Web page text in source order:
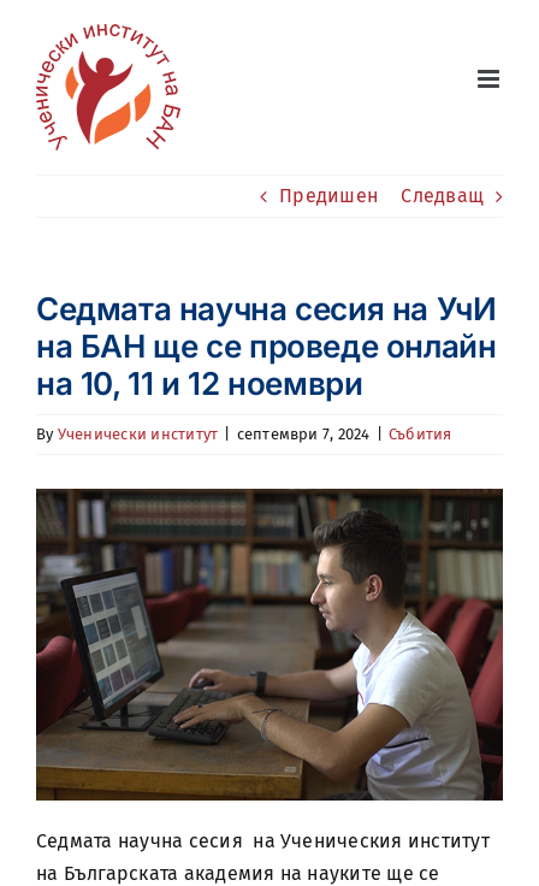
content
Предишен Следващ
Седмата научна сесия на УчИ
на БАН ще се проведе онлайн
на 10, 11 и 12 ноември
By Ученически институт септември 7, 2024 Събития
Седмата научна сесия на Ученическия институт
на Българската академия на науките ще се